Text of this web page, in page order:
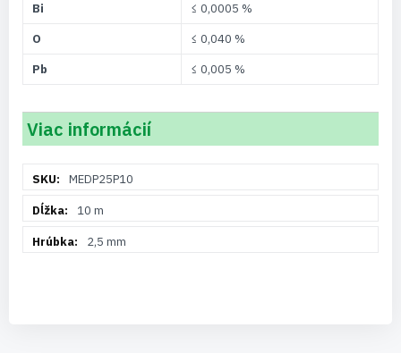
Bi
≤ 0,0005 %
O
≤ 0,040 %
Pb
≤ 0,005 %
Viac informácií
informáciíMEDP25P10
10 m
2,5 mm